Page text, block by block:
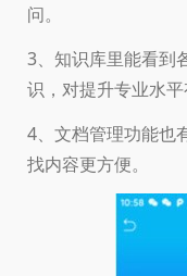
问。
3、知识库里能看到
识，对提升专业水平
4、文档管理功能也
找内容更方便。